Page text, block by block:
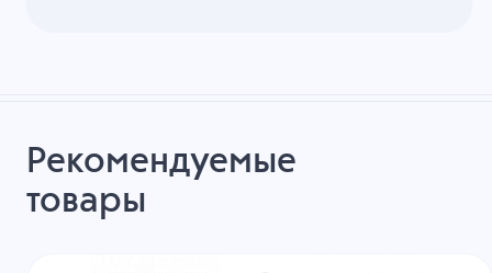
Рекомендуемые
товары